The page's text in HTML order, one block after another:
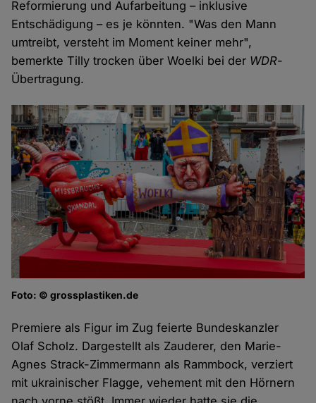
Reformierung und Aufarbeitung – inklusive
Entschädigung – es je könnten. "Was den Mann
umtreibt, versteht im Moment keiner mehr",
bemerkte Tilly trocken über Woelki bei der WDR-
Übertragung.
Foto: © grossplastiken.de
Premiere als Figur im Zug feierte Bundeskanzler
Olaf Scholz. Dargestellt als Zauderer, den Marie-
Agnes Strack-Zimmermann als Rammbock, verziert
mit ukrainischer Flagge, vehement mit den Hörnern